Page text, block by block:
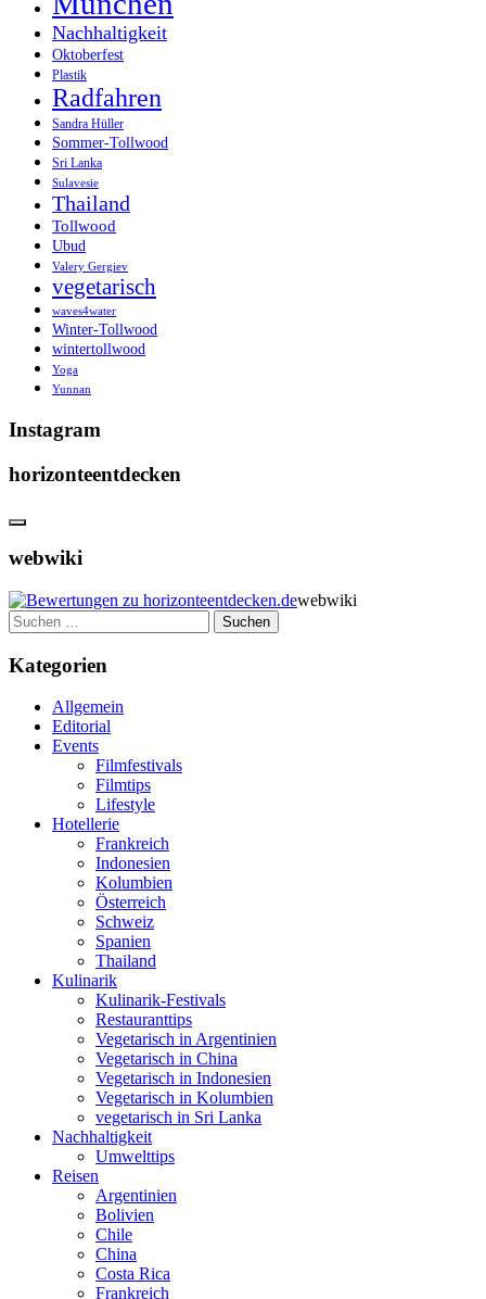
Nachhaltigkeit
Oktoberfest
Plastik
Radfahren
Sandra Hüller
Sommer-Tollwood
Sri Lanka
Sulavesie
Thailand
Tollwood
Ubud
Valery Gergiev
vegetarisch
waves4water
Winter-Tollwood
wintertollwood
Yoga
Yunnan
Instagram
horizonteentdecken
webwiki
webwiki
Suchen
nach:
Kategorien
Allgemein
Editorial
Events
Filmfestivals
Filmtips
Lifestyle
Hotellerie
Frankreich
Indonesien
Kolumbien
Österreich
Schweiz
Spanien
Thailand
Kulinarik
Kulinarik-Festivals
Restauranttips
Vegetarisch in Argentinien
Vegetarisch in China
Vegetarisch in Indonesien
Vegetarisch in Kolumbien
vegetarisch in Sri Lanka
Nachhaltigkeit
Umwelttips
Reisen
Argentinien
Bolivien
Chile
China
Costa Rica
Frankreich